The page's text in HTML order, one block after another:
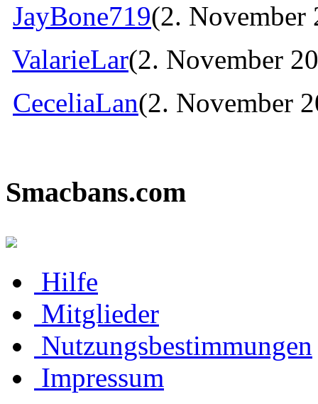
JayBone719(2. November
ValarieLar(2. November
CeceliaLan(2. November
Smacbans.com
Hilfe
Mitglieder
Nutzungsbestimmungen
Impressum